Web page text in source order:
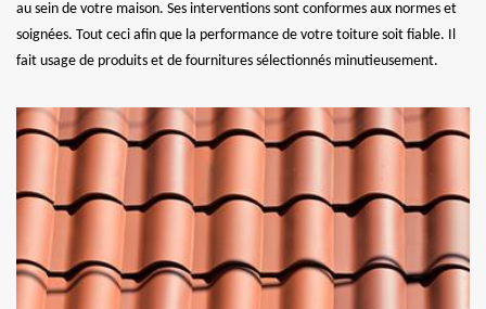
au sein de votre maison. Ses interventions sont conformes aux normes et
soignées. Tout ceci afin que la performance de votre toiture soit fiable. Il
fait usage de produits et de fournitures sélectionnés minutieusement.